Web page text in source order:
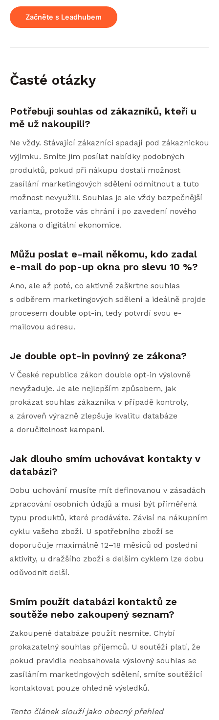
Začněte s Leadhubem
Časté otázky
Potřebuji souhlas od zákazníků, kteří u
mě už nakoupili?
Ne vždy. Stávající zákazníci spadají pod zákaznickou
výjimku. Smíte jim posílat nabídky podobných
produktů, pokud při nákupu dostali možnost
zasílání marketingových sdělení odmítnout a tuto
možnost nevyužili. Souhlas je ale vždy bezpečnější
varianta, protože vás chrání i po zavedení nového
zákona o digitální ekonomice.
Můžu poslat e-mail někomu, kdo zadal
e-mail do pop-up okna pro slevu 10 %?
Ano, ale až poté, co aktivně zaškrtne souhlas
s odběrem marketingových sdělení a ideálně projde
procesem double opt-in, tedy potvrdí svou e-
mailovou adresu.
Je double opt-in povinný ze zákona?
V České republice zákon double opt-in výslovně
nevyžaduje. Je ale nejlepším způsobem, jak
prokázat souhlas zákazníka v případě kontroly,
a zároveň výrazně zlepšuje kvalitu databáze
a doručitelnost kampaní.
Jak dlouho smím uchovávat kontakty v
databázi?
Dobu uchování musíte mít definovanou v zásadách
zpracování osobních údajů a musí být přiměřená
typu produktů, které prodáváte. Závisí na nákupním
cyklu vašeho zboží. U spotřebního zboží se
doporučuje maximálně 12–18 měsíců od poslední
aktivity, u dražšího zboží s delším cyklem lze dobu
odůvodnit delší.
Smím použít databázi kontaktů ze
soutěže nebo zakoupený seznam?
Zakoupené databáze použít nesmíte. Chybí
prokazatelný souhlas příjemců. U soutěží platí, že
pokud pravidla neobsahovala výslovný souhlas se
zasíláním marketingových sdělení, smíte soutěžící
kontaktovat pouze ohledně výsledků.
Tento článek slouží jako obecný přehled